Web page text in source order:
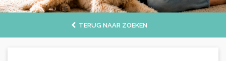
TERUG NAAR ZOEKEN